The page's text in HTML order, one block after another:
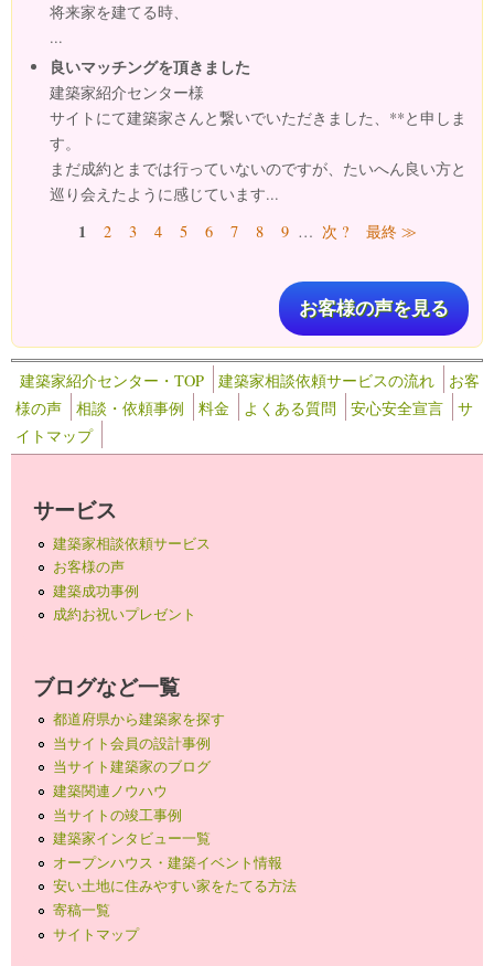
将来家を建てる時、
...
良いマッチングを頂きました
建築家紹介センター様
サイトにて建築家さんと繋いでいただきました、**と申しま
す。
まだ成約とまでは行っていないのですが、たいへん良い方と
巡り会えたように感じています...
ページ1 2 3 4 5 6 7 8 9 … 次 ? 最終 ≫
お客様の声を見る
建築家紹介センター・TOP 建築家相談依頼サービスの流れ
お客
様の声
相談・依頼事例 料金 よくある質問 安心安全宣言
サ
イトマップ
サービス
建築家相談依頼サービス
お客様の声
建築成功事例
成約お祝いプレゼント
ブログなど一覧
都道府県から建築家を探す
当サイト会員の設計事例
当サイト建築家のブログ
建築関連ノウハウ
当サイトの竣工事例
建築家インタビュー一覧
オープンハウス・建築イベント情報
安い土地に住みやすい家をたてる方法
寄稿一覧
サイトマップ